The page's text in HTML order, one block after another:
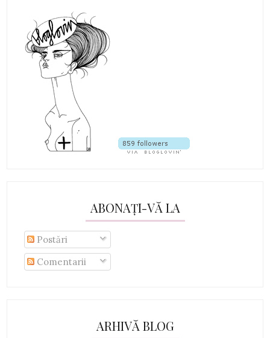
ABONAȚI-VĂ LA
Postări
Comentarii
ARHIVĂ BLOG